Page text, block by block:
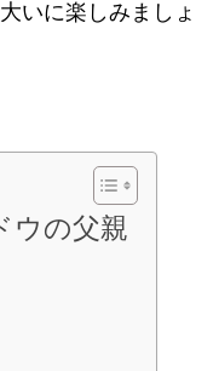
いに楽しみましょ
ウの父親